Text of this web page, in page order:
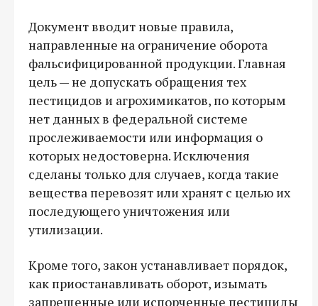
Документ вводит новые правила,
направленные на ограничение оборота
фальсифицированной продукции. Главная
цель — не допускать обращения тех
пестицидов и агрохимикатов, по которым
нет данных в федеральной системе
прослеживаемости или информация о
которых недостоверна. Исключения
сделаны только для случаев, когда такие
вещества перевозят или хранят с целью их
последующего уничтожения или
утилизации.
Кроме того, закон устанавливает порядок,
как приостанавливать оборот, изымать
запрещенные или испорченные пестициды